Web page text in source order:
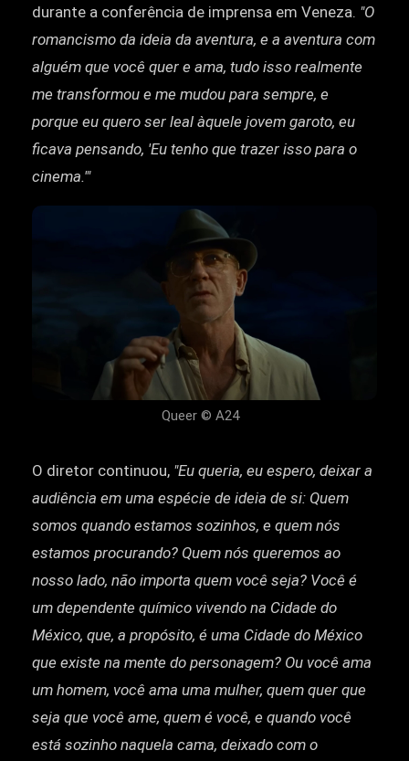
durante a conferência de imprensa em Veneza. "O
romancismo da ideia da aventura, e a aventura com
alguém que você quer e ama, tudo isso realmente
me transformou e me mudou para sempre, e
porque eu quero ser leal àquele jovem garoto, eu
ficava pensando, 'Eu tenho que trazer isso para o
cinema.'"
Queer © A24
O diretor continuou, "Eu queria, eu espero, deixar a
audiência em uma espécie de ideia de si: Quem
somos quando estamos sozinhos, e quem nós
estamos procurando? Quem nós queremos ao
nosso lado, não importa quem você seja? Você é
um dependente químico vivendo na Cidade do
México, que, a propósito, é uma Cidade do México
que existe na mente do personagem? Ou você ama
um homem, você ama uma mulher, quem quer que
seja que você ame, quem é você, e quando você
está sozinho naquela cama, deixado com o